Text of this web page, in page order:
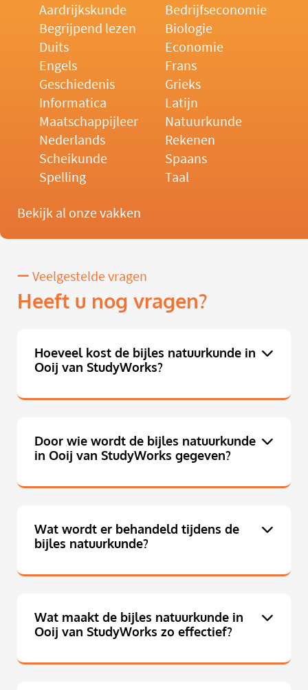
Aardrijkskunde
Bedrijfseconomie
Begrijpend lezen
Biologie
Duits
Economie
Engels
Frans
Geschiedenis
Grieks
Informatica
Latijn
Maatschappijleer
Natuurkunde
Nederlands
Rekenen
Scheikunde
Spaans
Spelling
Taal
Bekijk al onze vakken
Veelgestelde vragen
Heeft u nog vragen?
Hoeveel kost de bijles natuurkunde in
Ooij van StudyWorks?
Door wie wordt de bijles natuurkunde
in Ooij van StudyWorks gegeven?
Wat wordt er behandeld tijdens de
bijles natuurkunde?
Wat maakt de bijles natuurkunde in
Ooij van StudyWorks zo effectief?